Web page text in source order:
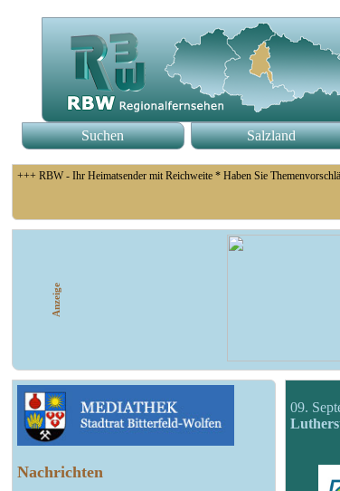
Suchen Salzland
+++ RBW - Ihr Heimatsender mit Reichweite * Haben Sie
+++ Fußball Oberliga Süd 1. Spieltag: SG Union Sandersdorf - VfB
Nachrichten
09.
Anzeige